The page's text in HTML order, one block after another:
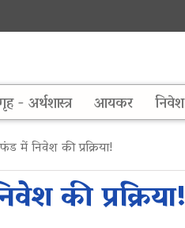
- अर्थशास्त्र आयकर निवेश
में निवेश की प्रक्रिया!
की प्रक्रिया!